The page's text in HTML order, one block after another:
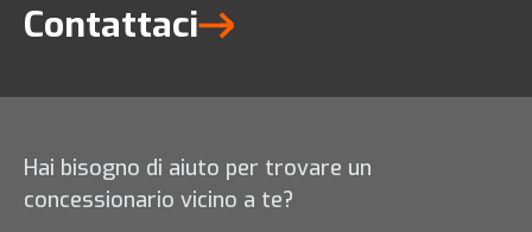
DL320-7
DX160WMH-7
Contattaci
Hai bisogno di aiuto per trovare un
concessionario vicino a te?